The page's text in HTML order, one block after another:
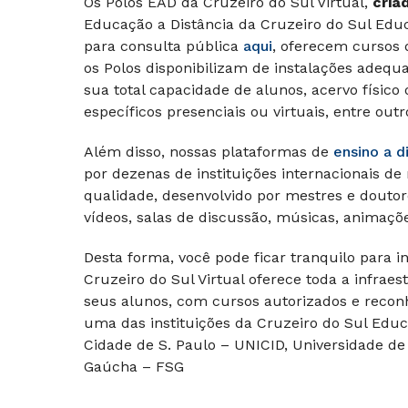
Educação a Distância da Cruzeiro do Sul
para consulta pública aqui, oferecem cursos
os Polos disponibilizam de instalações
sua total capacidade de alunos, acervo
específicos presenciais ou virtuais, entre
Além disso, nossas plataformas de ensino a
por dezenas de instituições internacionais
qualidade, desenvolvido por mestres e
vídeos, salas de discussão, músicas,
Desta forma, você pode ficar tranquilo para
Cruzeiro do Sul Virtual oferece toda a
seus alunos, com cursos autorizados e
uma das instituições da Cruzeiro do Sul
Cidade de S. Paulo – UNICID, Universidade
Gaúcha – FSG